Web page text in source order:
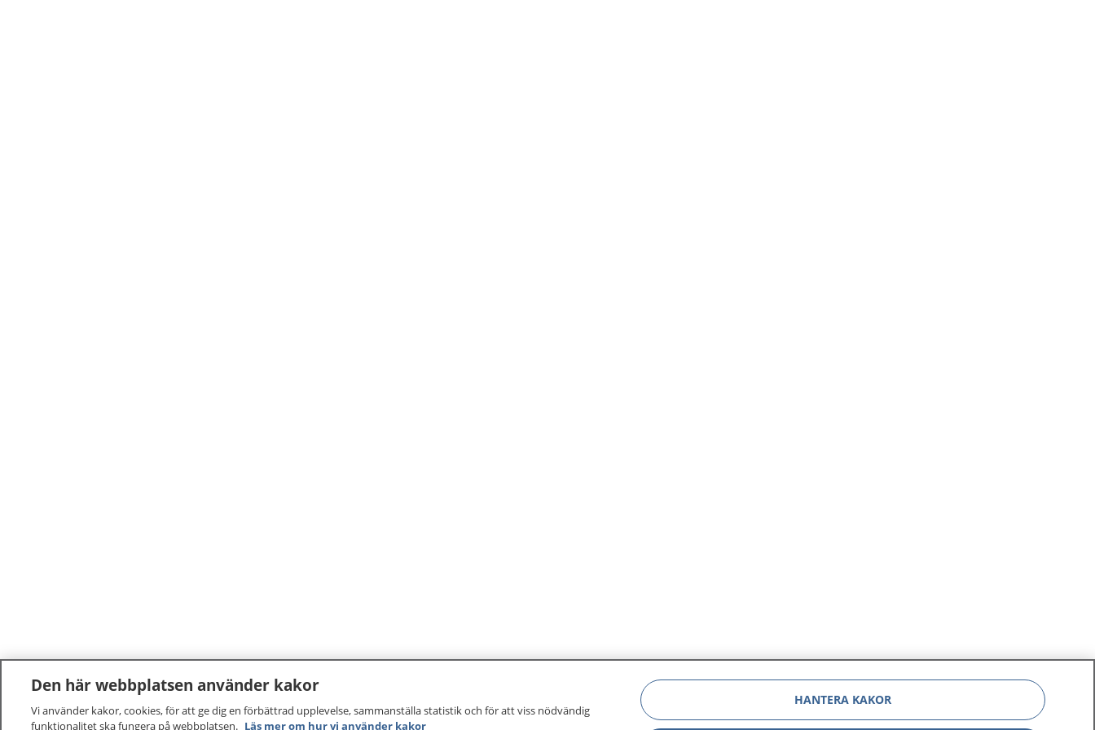
Den här webbplatsen använder kakor
Vi använder kakor, cookies, för att ge dig en förbättrad upplevelse, sammanställa statistik och för att viss nödvändig
funktionalitet ska fungera på webbplatsen. Läs mer om hur vi använder kakor
HANTERA KAKOR